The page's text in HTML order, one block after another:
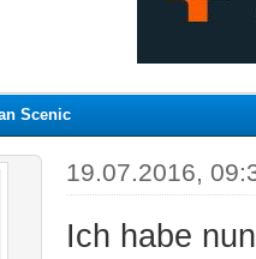
Scenic
19.07.2016,
Ich habe